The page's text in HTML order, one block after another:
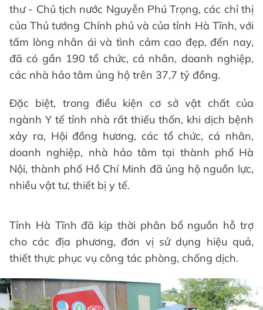
thư - Chủ tịch nước Nguyễn Phú Trọng, các chỉ thị
của Thủ tướng Chính phủ và của tỉnh Hà Tĩnh, với
tấm lòng nhân ái và tình cảm cao đẹp, đến nay,
đã có gần 190 tổ chức, cá nhân, doanh nghiệp,
các nhà hảo tâm ủng hộ trên 37,7 tỷ đồng.
Đặc biệt, trong điều kiện cơ sở vật chất của
ngành Y tế tỉnh nhà rất thiếu thốn, khi dịch bệnh
xảy ra, Hội đồng hương, các tổ chức, cá nhân,
doanh nghiệp, nhà hảo tâm tại thành phố Hà
Nội, thành phố Hồ Chí Minh đã ủng hộ nguồn lực,
nhiều vật tư, thiết bị y tế.
Tỉnh Hà Tĩnh đã kịp thời phân bổ nguồn hỗ trợ
cho các địa phương, đơn vị sử dụng hiệu quả,
thiết thực phục vụ công tác phòng, chống dịch.